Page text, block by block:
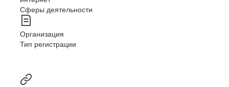
Сферы деятельности
Организация
Тип регистрации